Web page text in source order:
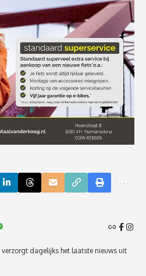
dagelijks het laatste nieuws uit